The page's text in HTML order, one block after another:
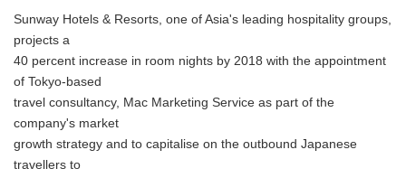
Sunway Hotels & Resorts, one of Asia's leading hospitality groups,
projects a
40 percent increase in room nights by 2018 with the appointment
of Tokyo-based
travel consultancy, Mac Marketing Service as part of the
company's market
growth strategy and to capitalise on the outbound Japanese
travellers to